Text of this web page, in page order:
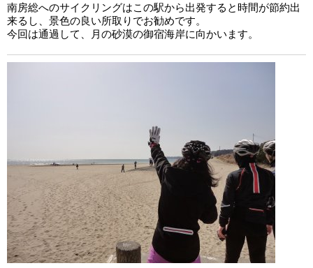
南房総へのサイクリングはこの駅から出発すると時間が節約出
来るし、景色の良い所取りでお勧めです。
今回は通過して、月の砂漠の御宿海岸に向かいます。